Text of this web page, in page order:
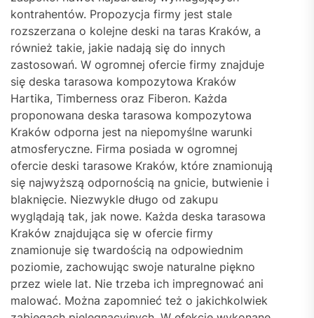
kontrahentów. Propozycja firmy jest stale
rozszerzana o kolejne deski na taras Kraków, a
również takie, jakie nadają się do innych
zastosowań. W ogromnej ofercie firmy znajduje
się deska tarasowa kompozytowa Kraków
Hartika, Timberness oraz Fiberon. Każda
proponowana deska tarasowa kompozytowa
Kraków odporna jest na niepomyślne warunki
atmosferyczne. Firma posiada w ogromnej
ofercie deski tarasowe Kraków, które znamionują
się najwyższą odpornością na gnicie, butwienie i
blaknięcie. Niezwykle długo od zakupu
wyglądają tak, jak nowe. Każda deska tarasowa
Kraków znajdująca się w ofercie firmy
znamionuje się twardością na odpowiednim
poziomie, zachowując swoje naturalne piękno
przez wiele lat. Nie trzeba ich impregnować ani
malować. Można zapomnieć też o jakichkolwiek